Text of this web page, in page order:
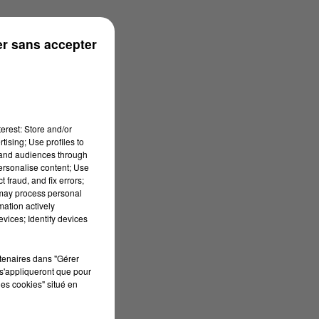
Store and/or
Use profiles to
audiences through
content; Use
fraud, and fix errors;
process personal
actively
Identify devices
dans "Gérer
que pour
cookies" situé en
sans accepter